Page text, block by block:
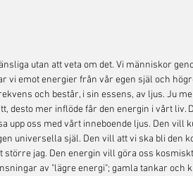
utan att veta om det. Vi människor
vi emot energier från vår egen själ och
och består, i sin essens, av ljus. Ju
desto mer inflöde får den energin i vårt liv.
upp oss med vårt inneboende ljus. Den vill
universella själ. Den vill att vi ska bli den
större jag. Den energin vill göra oss
av "lägre energi"; gamla tankar och